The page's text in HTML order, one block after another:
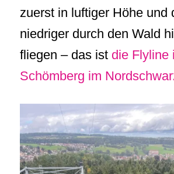
zuerst in luftiger Höhe und
niedriger durch den Wald
fliegen – das ist die Flyline
Schömberg im